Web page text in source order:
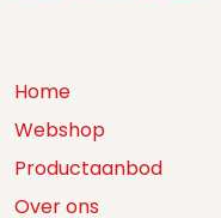
Home
Webshop
Productaanbod
Over ons